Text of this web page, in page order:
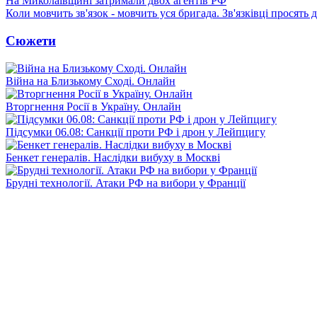
Коли мовчить зв'язок - мовчить уся бригада. Зв'язківці просять
Сюжети
Війна на Близькому Сході. Онлайн
Вторгнення Росії в Україну. Онлайн
Підсумки 06.08: Санкції проти РФ і дрон у Лейпцигу
Бенкет генералів. Наслідки вибуху в Москві
Брудні технології. Атаки РФ на вибори у Франції